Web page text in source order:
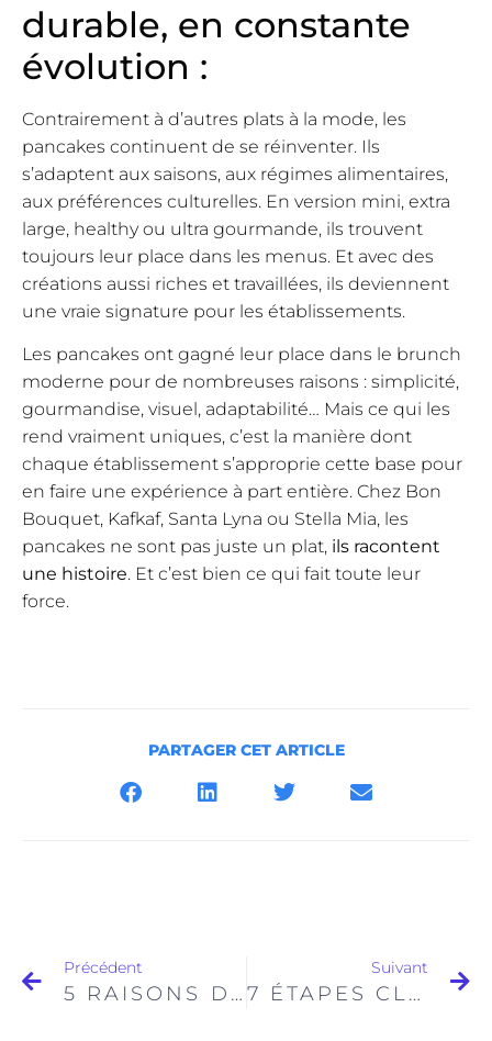
durable, en constante
évolution :
Contrairement à d’autres plats à la mode, les
pancakes continuent de se réinventer. Ils
s’adaptent aux saisons, aux régimes alimentaires,
aux préférences culturelles. En version mini, extra
large, healthy ou ultra gourmande, ils trouvent
toujours leur place dans les menus. Et avec des
créations aussi riches et travaillées, ils deviennent
une vraie signature pour les établissements.
Les pancakes ont gagné leur place dans le brunch
moderne pour de nombreuses raisons : simplicité,
gourmandise, visuel, adaptabilité… Mais ce qui les
rend vraiment uniques, c’est la manière dont
chaque établissement s’approprie cette base pour
en faire une expérience à part entière. Chez Bon
Bouquet, Kafkaf, Santa Lyna ou Stella Mia, les
pancakes ne sont pas juste un plat, ils racontent
une histoire. Et c’est bien ce qui fait toute leur
force.
PARTAGER CET ARTICLE
Précédent
5 RAISONS DE CRAQUER POUR LE CHIA PUDDING ( ET COMMENT RÉUSSIR À TOUS LES COUPS )
Suivant
7 ÉTAPES CLÉS DANS L’HISTOIRE DU CAFÉ ( ET COMMENT IL EST DEVENU UNE EXPÉRIENCE INCONTOURNABLE CHEZ NOUS )